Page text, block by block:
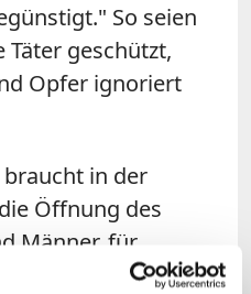
So seien
Täter geschützt,
Opfer ignoriert
braucht in der
Öffnung des
Männer, für
unterstrich